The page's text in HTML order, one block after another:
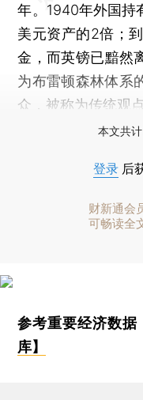
年。1940年外国持
美元资产的2倍；
金，而英镑已黯
为布雷顿森林体系
众，被称为传统观点
本文共
登录 后
财新通会
可畅读全
参考重要经济数据
库】